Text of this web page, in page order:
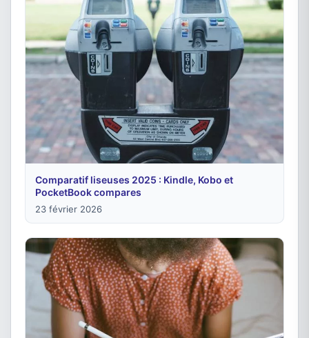
Comparatif liseuses 2025 : Kindle, Kobo et
PocketBook compares
23 février 2026